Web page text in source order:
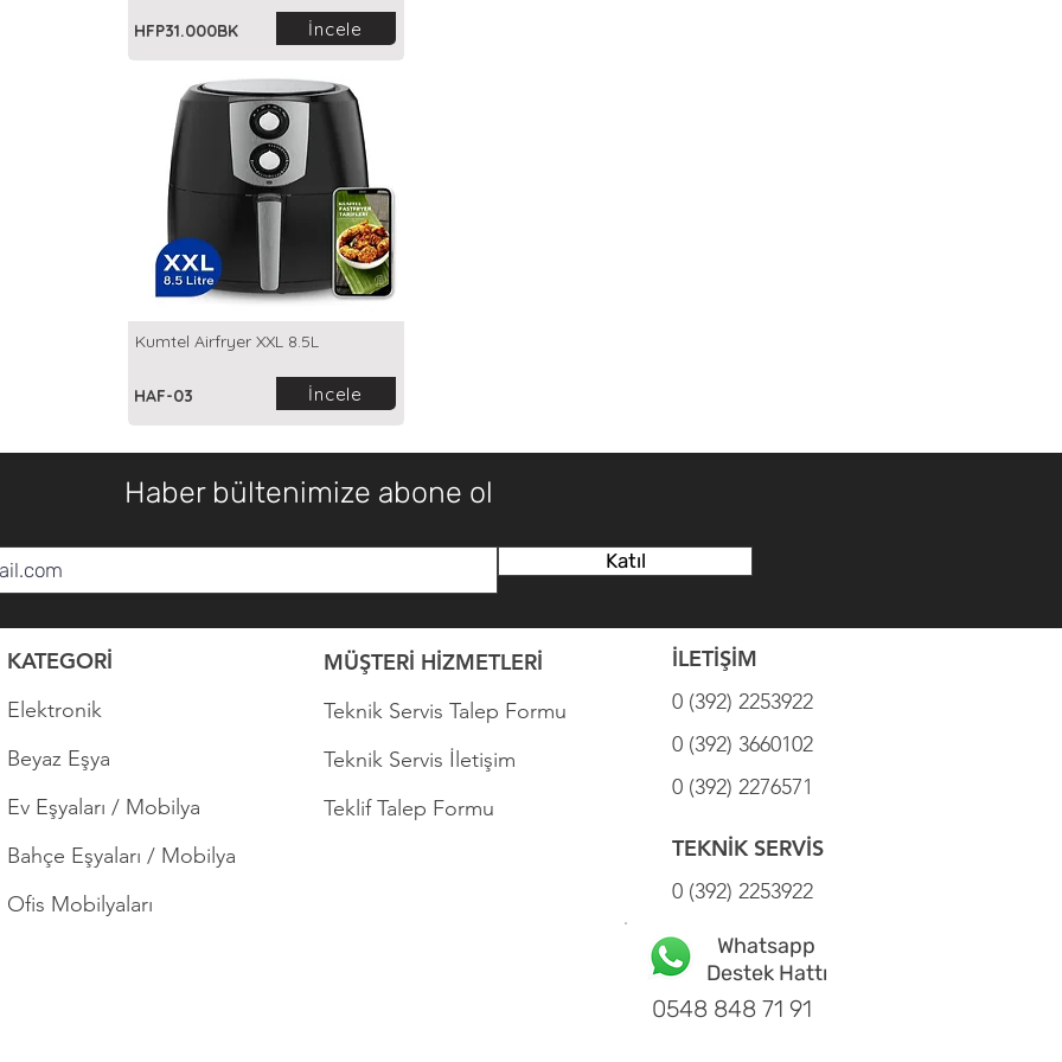
HFP31.000BK İncele
Kumtel Airfryer XXL 8.5L
HAF-03 İncele
Haber bültenimize abone ol
Katıl
KATEGORİ
Elektronik
Beyaz Eşya
Ev Eşyaları / Mobilya
Bahçe Eşyaları / Mobilya
Ofis Mobilyaları
MÜŞTERİ HİZMETLERİ
Teknik Servis Talep Formu
Teknik Servis İletişim
Teklif Talep Formu
İLETİŞİM
0 (392) 2253922
0 (392) 3660102
0 (392) 2276571
TEKNİK SERVİS
0 (392) 2253922
Whatsapp
Destek Hattı
0548 848 71 91